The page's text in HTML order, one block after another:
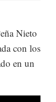
Nieto
con los
en un